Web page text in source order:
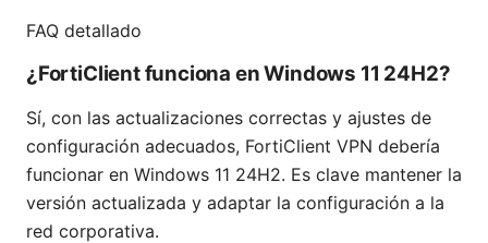
FAQ detallado
¿FortiClient funciona en Windows 11 24H2?
Sí, con las actualizaciones correctas y ajustes de
configuración adecuados, FortiClient VPN debería
funcionar en Windows 11 24H2. Es clave mantener la
versión actualizada y adaptar la configuración a la
red corporativa.